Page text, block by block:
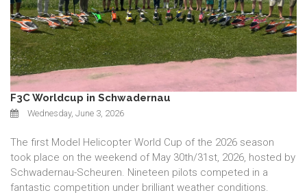
F3C Worldcup in Schwadernau
Wednesday, June 3, 2026
The first Model Helicopter World Cup of the 2026 season
took place on the weekend of May 30th/31st, 2026, hosted by
Schwadernau-Scheuren. Nineteen pilots competed in a
fantastic competition under brilliant weather conditions.